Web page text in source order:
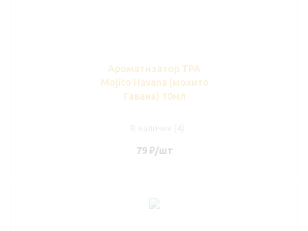
Ароматизатор TPA
Mojito Havana (мохито
Гавана) 10мл
79₽/шт